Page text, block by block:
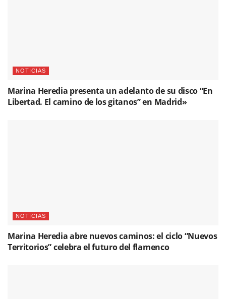
NOTICIAS
Marina Heredia presenta un adelanto de su disco “En
Libertad. El camino de los gitanos” en Madrid»
NOTICIAS
Marina Heredia abre nuevos caminos: el ciclo “Nuevos
Territorios” celebra el futuro del flamenco